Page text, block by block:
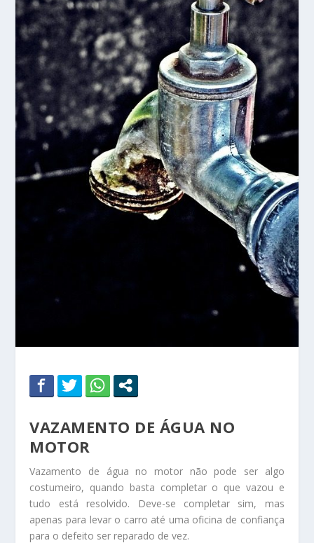
VAZAMENTO DE ÁGUA NO
MOTOR
Vazamento de água no motor não pode ser algo
costumeiro, quando basta completar o que vazou e
tudo está resolvido. Deve-se completar sim, mas
apenas para levar o carro até uma oficina de confiança
para o defeito ser reparado de vez.